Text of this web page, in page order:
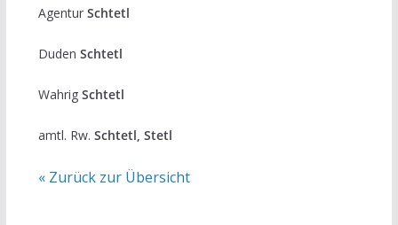
Agentur Schtetl
Duden Schtetl
Wahrig Schtetl
amtl. Rw. Schtetl, Stetl
« Zurück zur Übersicht